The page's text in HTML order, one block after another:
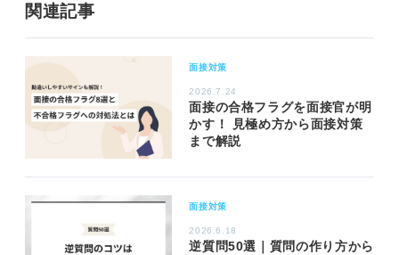
関連記事
面接対策
2026.7.24
面接の合格フラグを面接官が明
かす！ 見極め方から面接対策
まで解説
面接対策
2026.6.18
逆質問50選｜質問の作り方から